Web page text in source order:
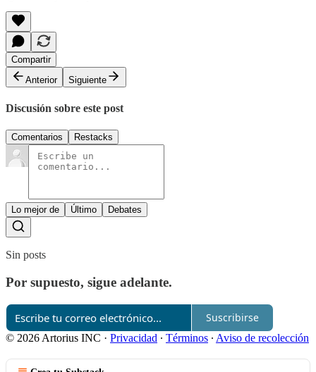
Compartir
Anterior
Siguiente
Discusión sobre este post
Comentarios Restacks
Lo mejor de Último Debates
Sin posts
Por supuesto, sigue adelante.
Suscribirse
© 2026 Artorius INC · Privacidad ∙ Términos ∙ Aviso de recolección